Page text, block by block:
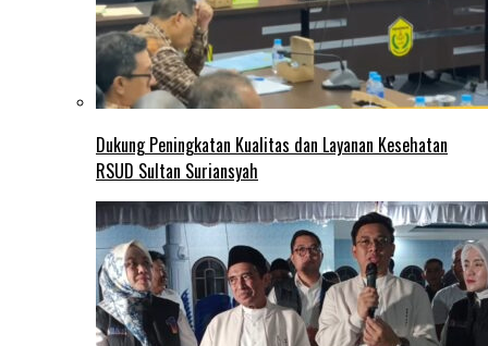
Dukung Peningkatan Kualitas dan Layanan Kesehatan
RSUD Sultan Suriansyah